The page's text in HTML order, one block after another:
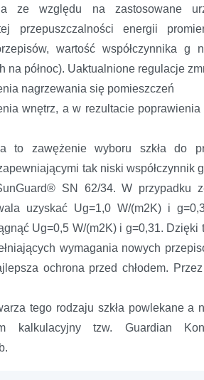
ze względu na zastosowane
przepuszczalności energii
wartość współczynnika g
na północ). Uaktualnione regulacje
nagrzewania się pomieszczeń
wnętrz, a w rezultacie poprawienia
to zawężenie wyboru szkła do
tak niski współczynnik g
SN 62/34. W przypadku
uzyskać Ug=1,0 W/(m2K) i
Ug=0,5 W/(m2K) i g=0,31. Dzięki
wymagania nowych
ochrona przed chłodem.
tego rodzaju szkła powlekane a
kalkulacyjny tzw. Guardian